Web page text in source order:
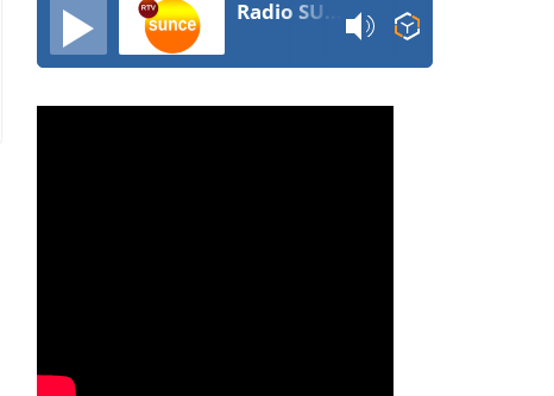
Radio SUNCE